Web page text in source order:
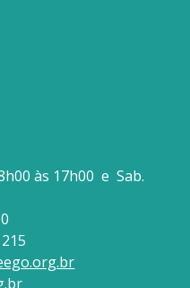
h00 às 17h00 e Sab.